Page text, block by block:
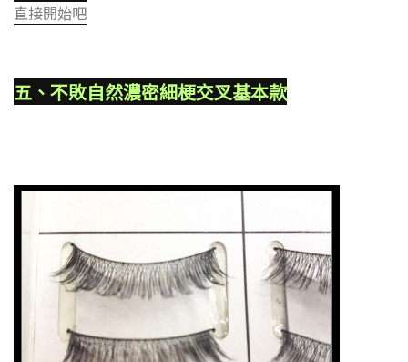
直接開始吧
五、不敗自然濃密細梗交叉基本款